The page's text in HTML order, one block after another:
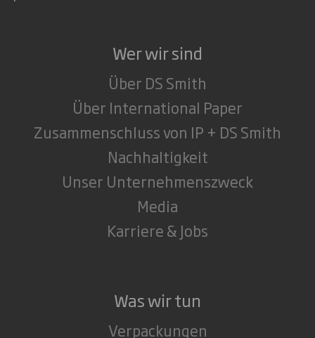
Wer wir sind
Über DS Smith
Über International Paper
Zusammenschluss von IP + DS Smith
Nachhaltigkeit
Unser Unternehmenszweck
Media
Karriere & Jobs
Was wir tun
Verpackungen